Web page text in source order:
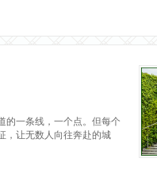
一条线，一个点。但每个
，让无数人向往奔赴的城